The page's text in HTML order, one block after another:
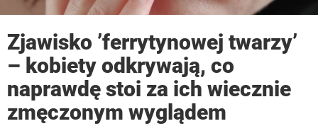
Zjawisko ’ferrytynowej twarzy’
– kobiety odkrywają, co
naprawdę stoi za ich wiecznie
zmęczonym wyglądem